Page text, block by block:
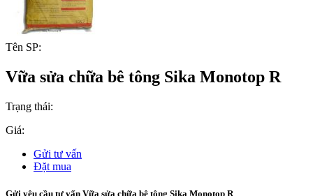
Tên SP:
Vữa sửa chữa bê tông Sika Monotop R
Trạng thái:
Giá:
Gửi tư vấn
Đặt mua
Gửi yêu cầu tư vấn Vữa sửa chữa bê tông Sika Monotop R